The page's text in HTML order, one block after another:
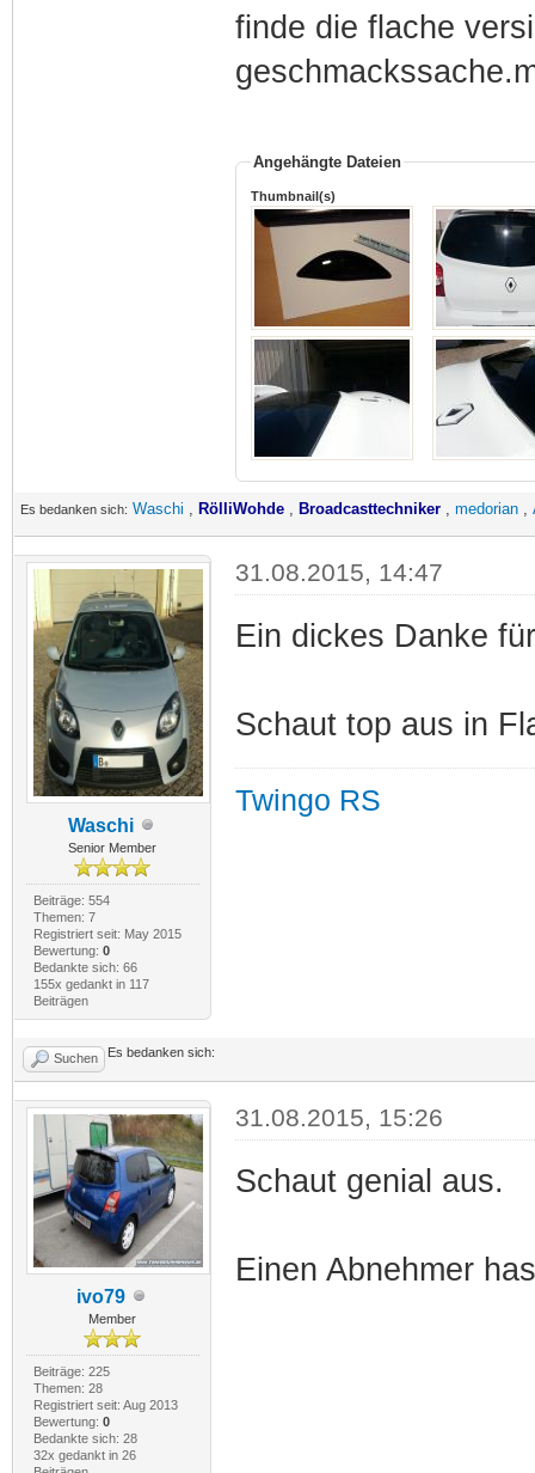
finde die flache
Angehängte Dateien
Thumbnail(s)
Es bedanken sich: Waschi RölliWohde Broadcasttechniker medorian
Waschi
Senior Member
Beiträge: 554
Themen: 7
Registriert seit: May 2015
Bewertung: 0
Bedankte sich: 66
155x gedankt in 117
Beiträgen
31.08.2015, 14:47
Ein dickes Danke
Schaut top aus in
Twingo RS
Suchen Es bedanken sich:
ivo79
Member
Beiträge: 225
Themen: 28
Registriert seit: Aug 2013
Bewertung: 0
Bedankte sich: 28
32x gedankt in 26
31.08.2015, 15:26
Schaut genial aus.
Einen Abnehmer